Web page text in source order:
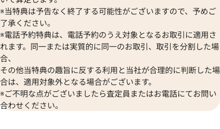
※当特典は予告なく終了する可能性がございますので、予めご
了承ください。
※電話予約特典は、電話予約のうえ対象となるお取引に適用さ
れます。同一または実質的に同一のお取引、取引を分割した場
合、
その他当特典の趣旨に反する利用と当社が合理的に判断した場
合は、適用対象外となる場合がございます。
※ご不明な点がございましたら査定員またはお電話にてお問い
合わせください。